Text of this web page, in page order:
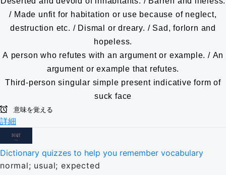
/ Made unfit for habitation or use because of neglect,
destruction etc. / Dismal or dreary. / Sad, forlorn and
hopeless.
A person who refutes with an argument or example. / An
argument or example that refutes.
Third-person singular simple present indicative form of
suck face
意味を覚える
詳細
Dictionary quizzes to help you remember vocabulary
normal; usual; expected